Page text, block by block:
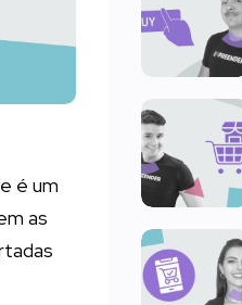
é um
as